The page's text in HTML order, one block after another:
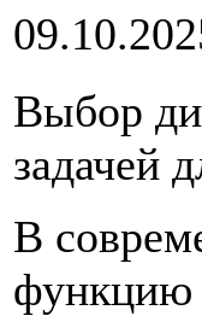
Выбор
задачей
В
функцию